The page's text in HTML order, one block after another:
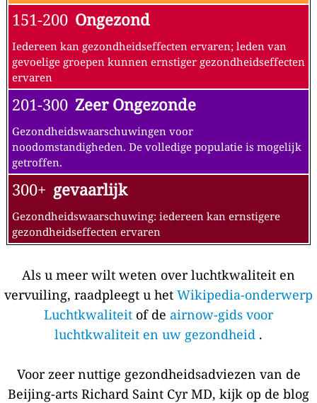
151-200 Ongezond
Iedereen kan gezondheidseffecten ervaren; leden van
gevoelige groepen kunnen ernstiger gezondheidseffecten
ervaren
201-300 Zeer Ongezonde
Gezondheidswaarschuwingen voor
noodomstandigheden. De volledige populatie is mogelijk
getroffen.
300+ gevaarlijk
Gezondheidswaarschuwing: iedereen kan ernstigere
gezondheidseffecten ervaren
Als u meer wilt weten over luchtkwaliteit en
vervuiling, raadpleegt u het Wikipedia-onderwerp
Luchtkwaliteit of de airnow-gids voor
luchtkwaliteit en uw gezondheid .
Voor zeer nuttige gezondheidsadviezen van de
Beijing-arts Richard Saint Cyr MD, kijk op de blog